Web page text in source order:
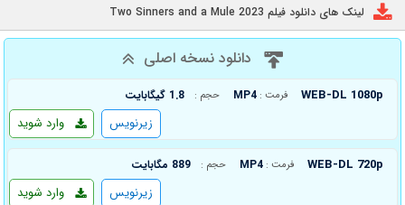
لینک های دانلود فیلم Two Sinners and a Mule 2023
دانلود نسخه اصلی
WEB-DL 1080p فرمت : MP4 حجم : 1.8 گیگابایت
وارد شوید زیرنویس
WEB-DL 720p فرمت : MP4 حجم : 889 مگابایت
وارد شوید زیرنویس